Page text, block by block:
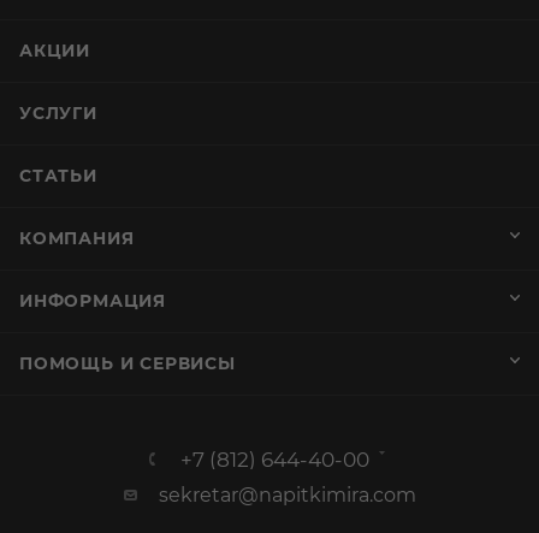
АКЦИИ
УСЛУГИ
СТАТЬИ
КОМПАНИЯ
ИНФОРМАЦИЯ
ПОМОЩЬ И СЕРВИСЫ
+7 (812) 644-40-00
sekretar@napitkimira.com